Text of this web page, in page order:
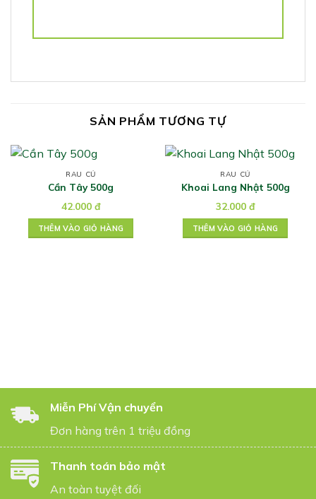
SẢN PHẨM TƯƠNG TỰ
RAU CỦ
Cần Tây 500g
42.000 đ
THÊM VÀO GIỎ HÀNG
RAU CỦ
Khoai Lang Nhật 500g
32.000 đ
THÊM VÀO GIỎ HÀNG
Miễn Phí Vận chuyển
Đơn hàng trên 1 triệu đồng
Thanh toán bảo mật
An toàn tuyệt đối